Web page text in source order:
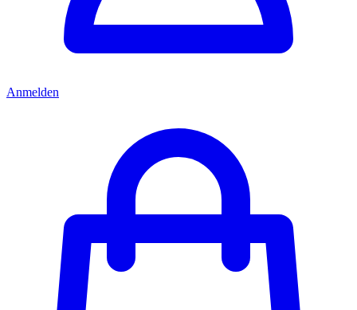
Anmelden